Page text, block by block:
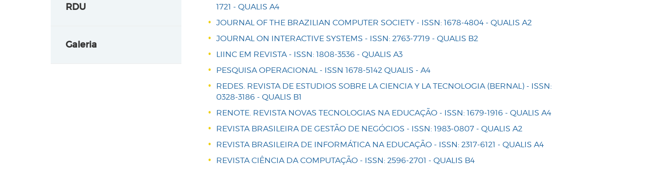
RDU
Galeria
1721 - QUALIS A4
JOURNAL OF THE BRAZILIAN COMPUTER SOCIETY - ISSN: 1678-4804 - QUALIS A2
JOURNAL ON INTERACTIVE SYSTEMS - ISSN: 2763-7719 - QUALIS B2
LIINC EM REVISTA - ISSN: 1808-3536 - QUALIS A3
PESQUISA OPERACIONAL - ISSN 1678-5142 QUALIS - A4
REDES. REVISTA DE ESTUDIOS SOBRE LA CIENCIA Y LA TECNOLOGIA (BERNAL) - ISSN:
0328-3186 - QUALIS B1
RENOTE. REVISTA NOVAS TECNOLOGIAS NA EDUCAÇÃO - ISSN: 1679-1916 - QUALIS A4
REVISTA BRASILEIRA DE GESTÃO DE NEGÓCIOS - ISSN: 1983-0807 - QUALIS A2
REVISTA BRASILEIRA DE INFORMÁTICA NA EDUCAÇÃO - ISSN: 2317-6121 - QUALIS A4
REVISTA CIÊNCIA DA COMPUTAÇÃO - ISSN: 2596-2701 - QUALIS B4